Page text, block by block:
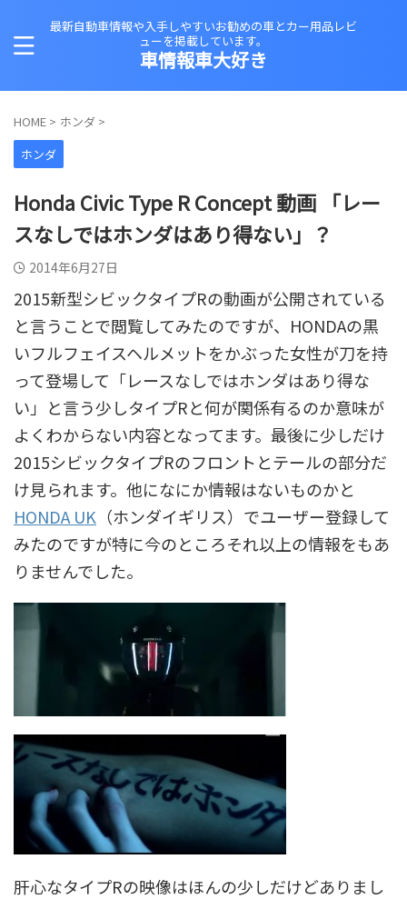
最新自動車情報や入手しやすいお勧めの車とカー用品レビ
ューを掲載しています。
車情報車大好き
HOME > ホンダ >
ホンダ
Honda Civic Type R Concept 動画 「レー
スなしではホンダはあり得ない」？
2014年6月27日
2015新型シビックタイプRの動画が公開されている
と言うことで閲覧してみたのですが、HONDAの黒
いフルフェイスヘルメットをかぶった女性が刀を持
って登場して「レースなしではホンダはあり得な
い」と言う少しタイプRと何が関係有るのか意味が
よくわからない内容となってます。最後に少しだけ
2015シビックタイプRのフロントとテールの部分だ
け見られます。他になにか情報はないものかと
HONDA UK （ホンダイギリス）でユーザー登録して
みたのですが特に今のところそれ以上の情報をもあ
りませんでした。
肝心なタイプRの映像はほんの少しだけどありまし